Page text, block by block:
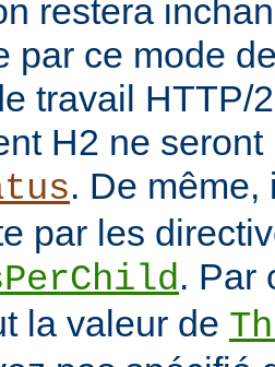
restera
par ce mode
travail HTTP/
H2 ne
. De même,
par les
. Par
la valeur de